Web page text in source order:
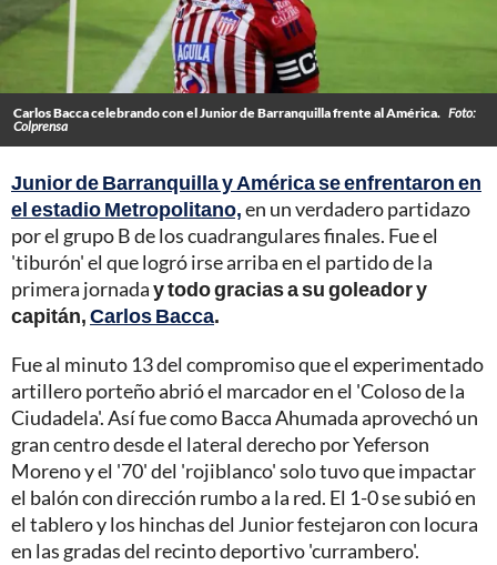
Carlos Bacca celebrando con el Junior de Barranquilla frente al América. Foto:
Colprensa
Junior de Barranquilla y América se enfrentaron en
el estadio Metropolitano,en un verdadero partidazo
por el grupo B de los cuadrangulares finales. Fue el
'tiburón' el que logró irse arriba en el partido de la
primera jornaday todo gracias a su goleador y
capitán,Carlos Bacca.
Fue al minuto 13 del compromiso que el experimentado
artillero porteño abrió el marcador en el 'Coloso de la
Ciudadela'. Así fue como Bacca Ahumada aprovechó un
gran centro desde el lateral derecho por Yeferson
Moreno y el '70' del 'rojiblanco' solo tuvo que impactar
el balón con dirección rumbo a la red. El 1-0 se subió en
el tablero y los hinchas del Junior festejaron con locura
en las gradas del recinto deportivo 'currambero'.